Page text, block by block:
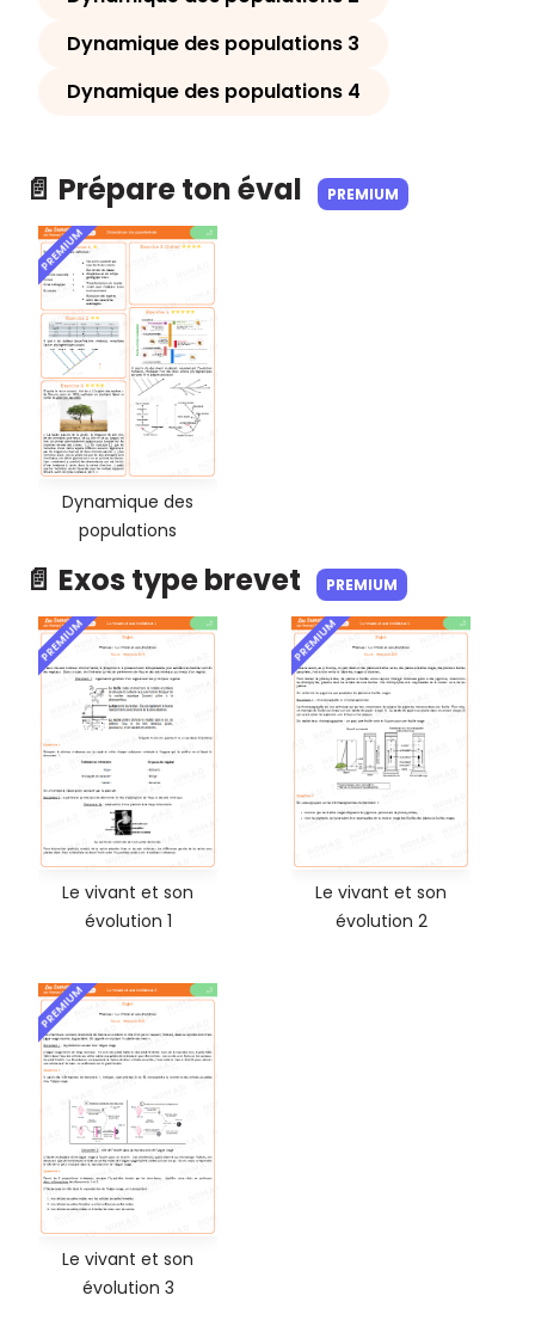
Dynamique des populations 3
Dynamique des populations 4
📄 Prépare ton éval PREMIUM
PREMIUM
Dynamique des
populations
📄 Exos type brevet PREMIUM
PREMIUM
Le vivant et son
évolution 1
PREMIUM
Le vivant et son
évolution 2
PREMIUM
Le vivant et son
évolution 3